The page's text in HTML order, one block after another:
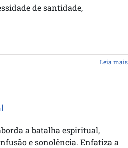
de santidade,
Leia mais
a batalha espiritual,
e sonolência. Enfatiza a